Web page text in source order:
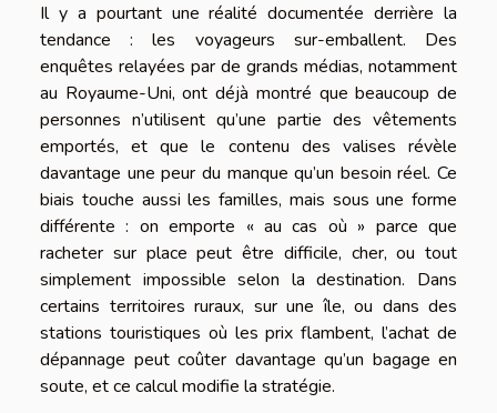
Il y a pourtant une réalité documentée derrière la
tendance : les voyageurs sur-emballent. Des
enquêtes relayées par de grands médias, notamment
au Royaume-Uni, ont déjà montré que beaucoup de
personnes n’utilisent qu’une partie des vêtements
emportés, et que le contenu des valises révèle
davantage une peur du manque qu’un besoin réel. Ce
biais touche aussi les familles, mais sous une forme
différente : on emporte « au cas où » parce que
racheter sur place peut être difficile, cher, ou tout
simplement impossible selon la destination. Dans
certains territoires ruraux, sur une île, ou dans des
stations touristiques où les prix flambent, l’achat de
dépannage peut coûter davantage qu’un bagage en
soute, et ce calcul modifie la stratégie.